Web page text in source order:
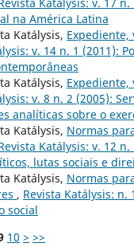
na América Latina
Katálysis, Expediente,
v. 14 n. 1 (2011):
Katálysis, Expediente,
v. 8 n. 2 (2005):
analíticas sobre o
Katálysis, Normas
Katálysis: v. 12 n.
lutas sociais e
Katálysis, Normas
, Revista Katálysis: n.
social
10 > >>